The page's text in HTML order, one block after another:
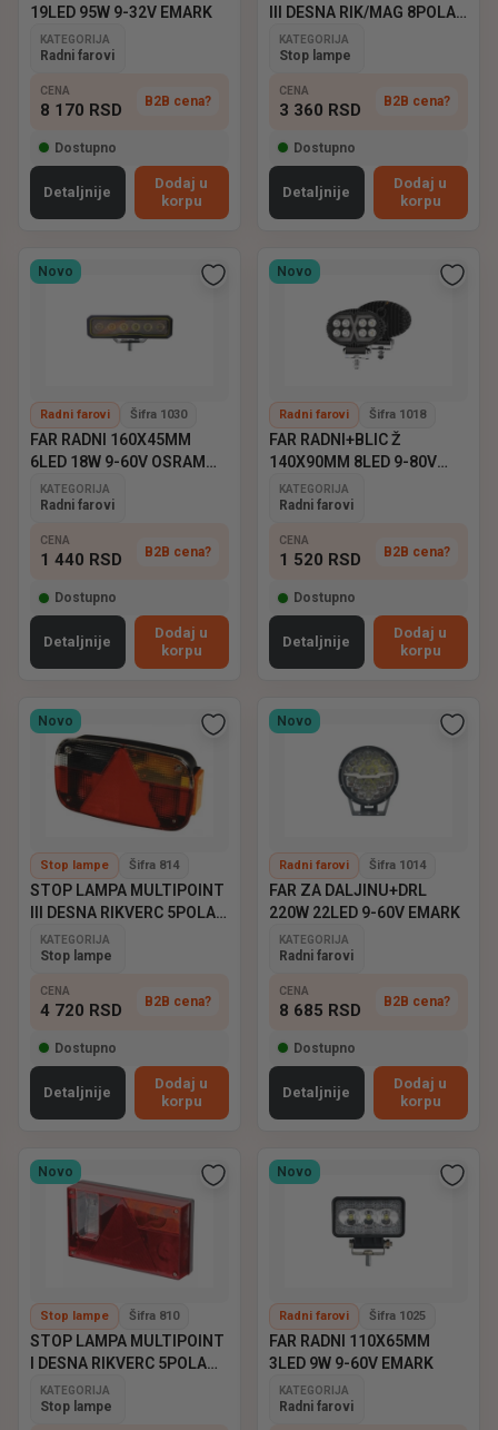
19LED 95W 9-32V EMARK
KATEGORIJA
Radni farovi
CENA
8 170 RSD B2B cena?
Dostupno
Detaljnije
Dodaj u
korpu
III DESNA RIK/MAG 8POLA
ASPOCK
KATEGORIJA
Stop lampe
CENA
3 360 RSD B2B cena?
Dostupno
Detaljnije
Dodaj u
korpu
Novo
Radni farovi Šifra 1030
FAR RADNI 160X45MM
6LED 18W 9-60V OSRAM
EMARK
KATEGORIJA
Radni farovi
CENA
1 440 RSD B2B cena?
Dostupno
Detaljnije
Dodaj u
korpu
Novo
Radni farovi Šifra 1018
FAR RADNI+BLIC Ž
140X90MM 8LED 9-80V
EMARK
KATEGORIJA
Radni farovi
CENA
1 520 RSD B2B cena?
Dostupno
Detaljnije
Dodaj u
korpu
Novo
Stop lampe Šifra 814
STOP LAMPA MULTIPOINT
III DESNA RIKVERC 5POLA
ASPOCK
KATEGORIJA
Stop lampe
CENA
4 720 RSD B2B cena?
Dostupno
Detaljnije
Dodaj u
korpu
Novo
Radni farovi Šifra 1014
FAR ZA DALJINU+DRL
220W 22LED 9-60V EMARK
KATEGORIJA
Radni farovi
CENA
8 685 RSD B2B cena?
Dostupno
Detaljnije
Dodaj u
korpu
Novo
Stop lampe Šifra 810
STOP LAMPA MULTIPOINT
I DESNA RIKVERC 5POLA
ASPOCK
KATEGORIJA
Stop lampe
Novo
Radni farovi Šifra 1025
FAR RADNI 110X65MM
3LED 9W 9-60V EMARK
KATEGORIJA
Radni farovi